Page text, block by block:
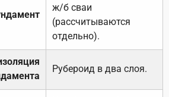
ж/б сваи
(рассчитываются
отдельно).
Рубероид в два слоя.